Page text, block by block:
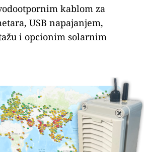
kablom za
USB napajanjem,
i opcionim solarnim